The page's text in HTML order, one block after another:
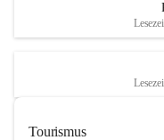
Gerade in Zeiten des
wichtig!
Tourismus